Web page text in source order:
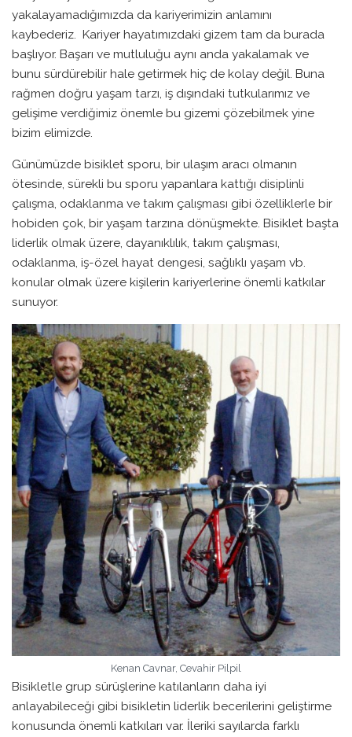
yakalayamadığımızda da kariyerimizin anlamını
kaybederiz. Kariyer hayatımızdaki gizem tam da burada
başlıyor. Başarı ve mutluluğu aynı anda yakalamak ve
bunu sürdürebilir hale getirmek hiç de kolay değil. Buna
rağmen doğru yaşam tarzı, iş dışındaki tutkularımız ve
gelişime verdiğimiz önemle bu gizemi çözebilmek yine
bizim elimizde.
Günümüzde bisiklet sporu, bir ulaşım aracı olmanın
ötesinde, sürekli bu sporu yapanlara kattığı disiplinli
çalışma, odaklanma ve takım çalışması gibi özelliklerle bir
hobiden çok, bir yaşam tarzına dönüşmekte. Bisiklet başta
liderlik olmak üzere, dayanıklılık, takım çalışması,
odaklanma, iş-özel hayat dengesi, sağlıklı yaşam vb.
konular olmak üzere kişilerin kariyerlerine önemli katkılar
sunuyor.
Kenan Cavnar, Cevahir Pilpil
Bisikletle grup sürüşlerine katılanların daha iyi
anlayabileceği gibi bisikletin liderlik becerilerini geliştirme
konusunda önemli katkıları var. İleriki sayılarda farklı